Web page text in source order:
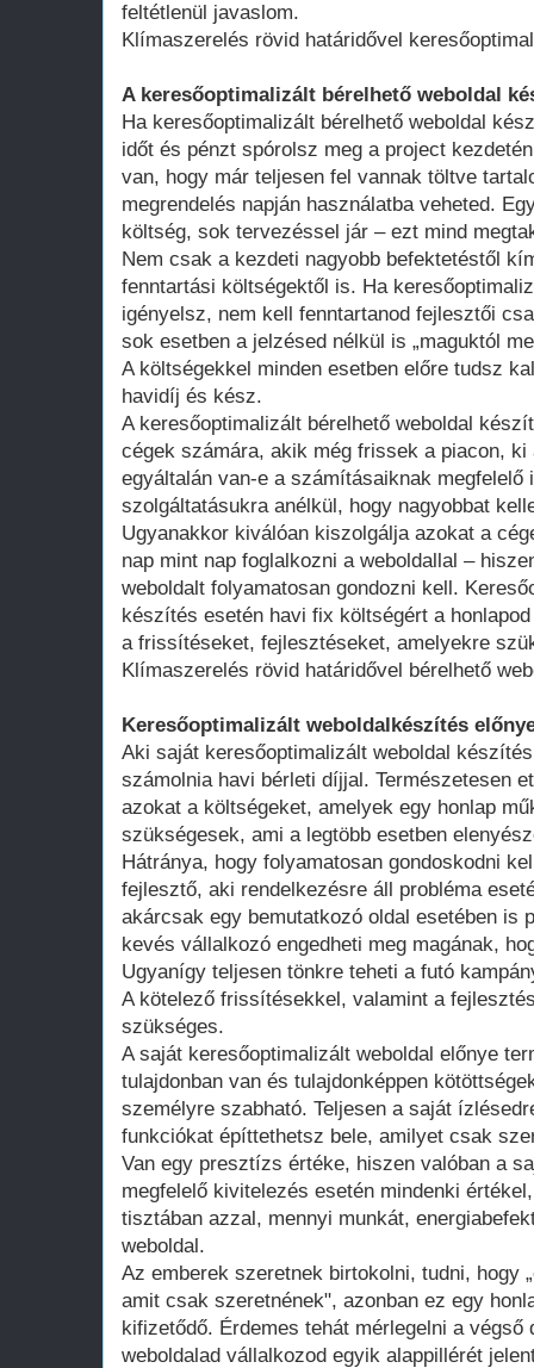
feltétlenül javaslom.
Klímaszerelés rövid határidővel
A keresőoptimalizált bérelhető weboldal
Ha keresőoptimalizált bérelhető weboldal
időt és pénzt spórolsz meg a project
van, hogy már teljesen fel vannak töltve
megrendelés napján használatba veheted.
költség, sok tervezéssel jár – ezt mind
Nem csak a kezdeti nagyobb befektetéstől
fenntartási költségektől is. Ha
igényelsz, nem kell fenntartanod fejlesztői
sok esetben a jelzésed nélkül is „maguktól
A költségekkel minden esetben előre tudsz
havidíj és kész.
A keresőoptimalizált bérelhető weboldal
cégek számára, akik még frissek a piacon, ki
egyáltalán van-e a számításaiknak megfelelő
szolgáltatásukra anélkül, hogy nagyobbat
Ugyanakkor kiválóan kiszolgálja azokat a
nap mint nap foglalkozni a weboldallal –
weboldalt folyamatosan gondozni kell.
készítés esetén havi fix költségért a
a frissítéseket, fejlesztéseket, amelyekre
Klímaszerelés rövid határidővel bérelhető
Keresőoptimalizált weboldalkészítés
Aki saját keresőoptimalizált weboldal
számolnia havi bérleti díjjal. Természetesen
azokat a költségeket, amelyek egy honlap
szükségesek, ami a legtöbb esetben
Hátránya, hogy folyamatosan gondoskodni
fejlesztő, aki rendelkezésre áll probléma
akárcsak egy bemutatkozó oldal esetében is
kevés vállalkozó engedheti meg magának,
Ugyanígy teljesen tönkre teheti a futó
A kötelező frissítésekkel, valamint a
szükséges.
A saját keresőoptimalizált weboldal előnye
tulajdonban van és tulajdonképpen
személyre szabható. Teljesen a saját
funkciókat építtethetsz bele, amilyet csak
Van egy presztízs értéke, hiszen valóban a
megfelelő kivitelezés esetén mindenki
tisztában azzal, mennyi munkát,
weboldal.
Az emberek szeretnek birtokolni, tudni, hogy
amit csak szeretnének", azonban ez egy
kifizetődő. Érdemes tehát mérlegelni a végső
weboldalad vállalkozod egyik alappillérét